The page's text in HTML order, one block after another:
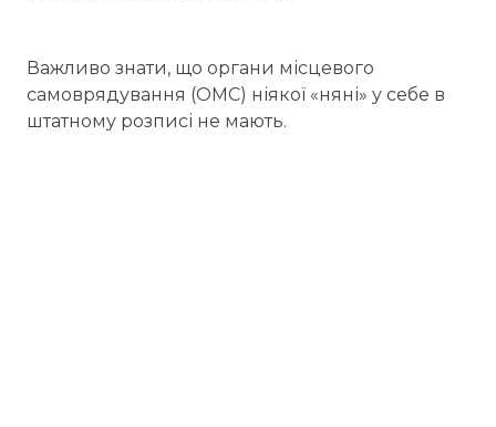
Важливо знати, що органи місцевого
самоврядування (ОМС) ніякої «няні» у себе в
штатному розписі не мають.